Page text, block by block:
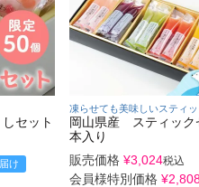
セット
け
凍らせても美味しいスティッ
岡山県産 スティック
本入り
販売価格 ¥3,024税込
会員様特別価格 ¥